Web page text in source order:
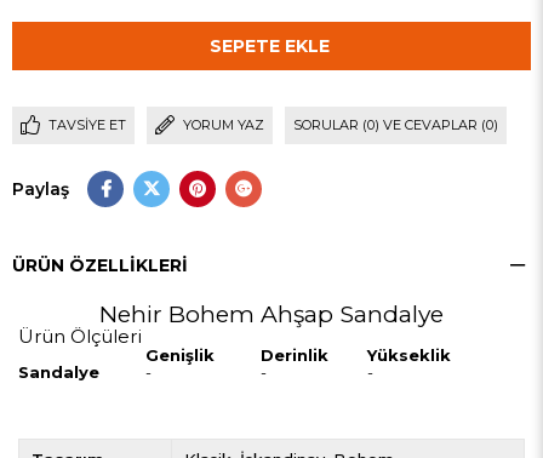
TAVSIYE ET YORUM YAZ SORULAR (0) VE CEVAPLAR (0)
Paylaş
ÜRÜN ÖZELLIKLERI
Nehir Bohem Ahşap Sandalye
Ürün Ölçüleri
Genişlik Derinlik
Yükseklik
Sandalye
- - -